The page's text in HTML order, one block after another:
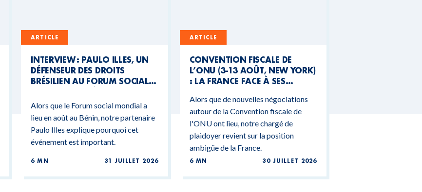
ARTICLE
INTERVIEW : PAULO ILLES, UN
DÉFENSEUR DES DROITS
BRÉSILIEN AU FORUM SOCIAL
Alors que le Forum social mondial a
lieu en août au Bénin, notre partenaire
Paulo Illes explique pourquoi cet
événement est important.
6 MN 31 JUILLET 2026
ARTICLE
CONVENTION FISCALE DE
L’ONU (3-13 AOÛT, NEW YORK)
: LA FRANCE FACE À SES
BUDGÉTAIRES
Alors que de nouvelles négociations
autour de la Convention fiscale de
l'ONU ont lieu, notre chargé de
plaidoyer revient sur la position
ambigüe de la France.
6 MN 30 JUILLET 2026